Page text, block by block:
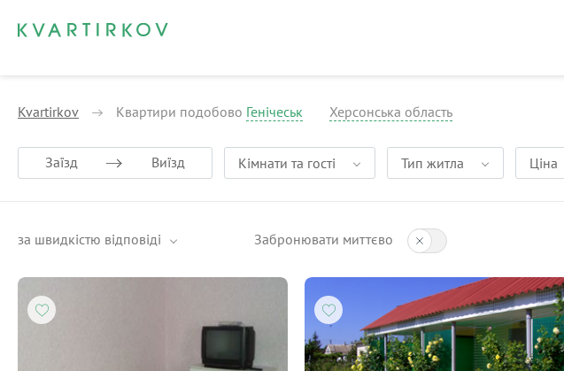
Kvartirkov Квартири подобово Генічеськ Херсонська область
Заїзд Виїзд Кімнати та гості Тип житла Ціна
за швидкістю відповіді Забронювати миттєво